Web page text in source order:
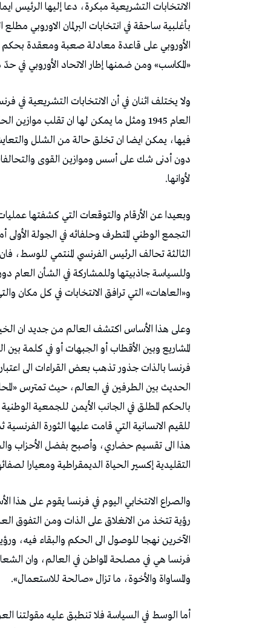
الانتخابات التشريعية مبكرة، دعا إليها الرئيس
بأغلبية ساحقة في انتخابات البرلمان الاوروبي
الأوروبي على قاعدة معادلة صعبة ومعقدة بحكم
«المكاسب» ومن ضمنها إطار الاتحاد الأوروبي في حدّ
ولا يختلف اثنان في أن الانتخابات التشريعية في
العام 1945 ومثل ما يمكن لها ان تقلب
فيها، يمكن ايضا ان تخلق حالة من الشلل
دون أدنى شك على أسس وموازين القوى
لأوانها.
وبعيدا عن الأرقام والتوقعات التي كشفتها
التجمع الوطني المتطرف وحلفائه في الجولة الأولى
الثالثة تحالف الرئيس الفرنسي المنتمي للوسط،
وللسياسة جاذبيتها وللمشاركة في الشأن العام
و«العاهات» التي ترافق الانتخابات في كل مكان
وعلى هذا الأساس اكتشف العالم من جديد ان
المشاريع وبين الأقطاب أو الجبهات أو في كلمة
فرنسا بالذات جذور تذهب بعض القراءات الى
الحديث بين الطرفين في العالم، حيث تمترس
للقيم الانسانية التي قامت عليها الثورة
هذا الى تقسيم حضاري، وأصبح بفضل الأحزاب
التقليدية إكسير الحياة الديمقراطية ومعيارا
والصراع الانتخابي اليوم في فرنسا يقوم على هذا
رؤية تتخذ من الانغلاق على الذات ومن التفوق
الآخرين نهجا للوصول الى الحكم والبقاء فيه،
فرنسا هي في مصلحة المواطن في العالم، وان
والمساواة والأخوة، ما تزال «صالحة للاستعمال».
أما الوسط في السياسة فلا تنطبق عليه مقولتنا